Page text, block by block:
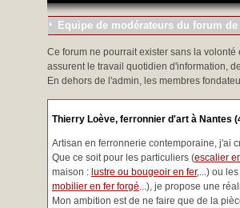
Equipe de modérateurs du forum
Ce forum ne pourrait exister sans la
assurent le travail quotidien d'information,
En dehors de l'admin, les membres
Thierry Loève, ferronnier d'art à Nantes
Artisan en ferronnerie contemporaine, j'ai
Que ce soit pour les particuliers (escalier
maison : lustre ou bougeoir en fer,...) ou
mobilier en fer forgé...), je propose une
Mon ambition est de ne faire que de la